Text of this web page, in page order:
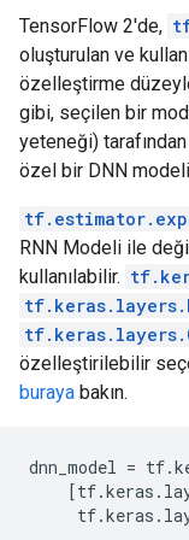
TensorFlow 2'de,
oluşturulan ve
özelleştirme
gibi, seçilen bir
yeteneği)
özel bir DNN
RNN Modeli ile
kullanılabilir.
özelleştirilebilir
buraya bakın.
dnn_model = tf.
[tf.keras .
tf.keras .